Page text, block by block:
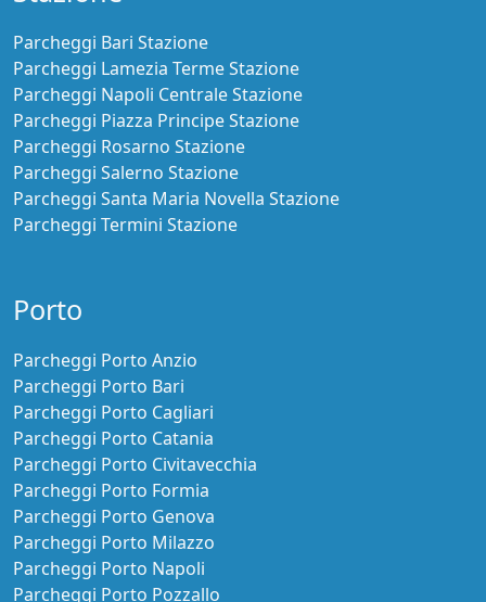
Parcheggi Aeroporto Bari-Palese
Parcheggi Aeroporto Bologna
Parcheggi Aeroporto Cagliari
Parcheggi Aeroporto Capodichino
Parcheggi Aeroporto Catania Fontanarossa
Parcheggi Aeroporto Ciampino
Parcheggi Aeroporto Comiso
Parcheggi Aeroporto Firenze
Parcheggi Aeroporto Fiumicino
Parcheggi Aeroporto Genova
Parcheggi Aeroporto Olbia-Costa Smeralda
Parcheggi Aeroporto Palermo
Parcheggi Aeroporto Pescara
Parcheggi Aeroporto Pisa
Parcheggi Aeroporto Reggio Calabria
Parcheggi Aeroporto Salerno
Parcheggi Aeroporto Torino
Parcheggi Aeroporto Trapani
Città